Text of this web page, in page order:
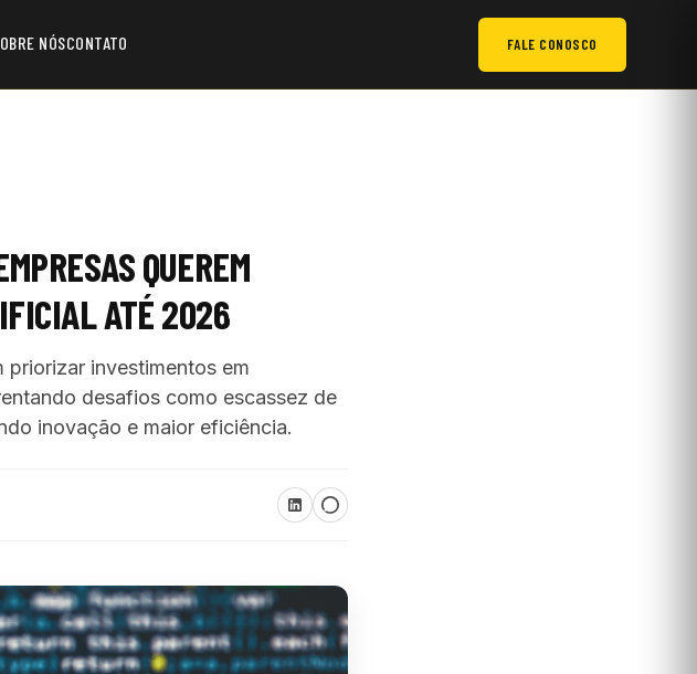
NÓSCONTATO FALE CONOSCO
QUEREM
ATÉ 2026
priorizar investimentos em
desafios como escassez de
inovação e maior eficiência.